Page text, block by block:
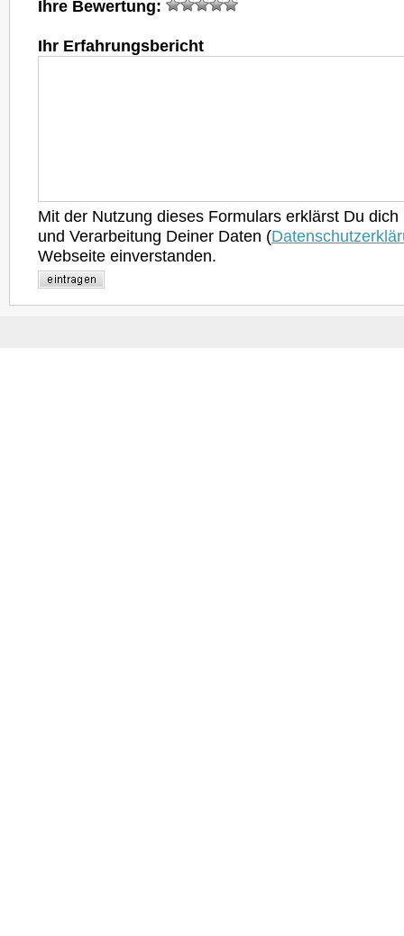
Ihre Bewertung:
Ihr Erfahrungsbericht
Mit der Nutzung dieses Formulars erklärst Du
und Verarbeitung Deiner Daten (
Webseite einverstanden.